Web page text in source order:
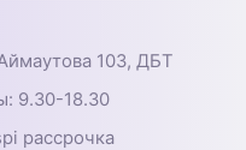
103, ДБТ
9.30-18.30
рассрочка